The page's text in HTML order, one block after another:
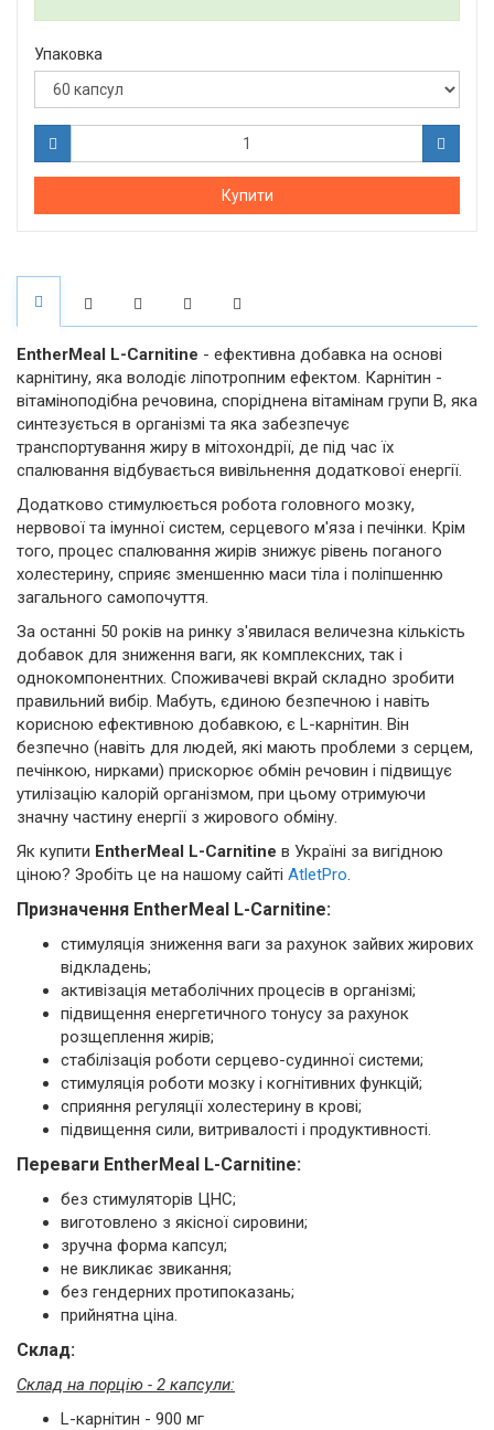
Упаковка
Купити
EntherMeal L-Carnitine - ефективна добавка на основі
карнітину, яка володіє ліпотропним ефектом. Карнітин -
вітаміноподібна речовина, споріднена вітамінам групи В, яка
синтезується в організмі та яка забезпечує
транспортування жиру в мітохондрії, де під час їх
спалювання відбувається вивільнення додаткової енергії.
Додатково стимулюється робота головного мозку,
нервової та імунної систем, серцевого м'яза і печінки. Крім
того, процес спалювання жирів знижує рівень поганого
холестерину, сприяє зменшенню маси тіла і поліпшенню
загального самопочуття.
За останні 50 років на ринку з'явилася величезна кількість
добавок для зниження ваги, як комплексних, так і
однокомпонентних. Споживачеві вкрай складно зробити
правильний вибір. Мабуть, єдиною безпечною і навіть
корисною ефективною добавкою, є L-карнітин. Він
безпечно (навіть для людей, які мають проблеми з серцем,
печінкою, нирками) прискорює обмін речовин і підвищує
утилізацію калорій організмом, при цьому отримуючи
значну частину енергії з жирового обміну.
Як купити EntherMeal L-Carnitine в Україні за вигідною
ціною? Зробіть це на нашому сайті AtletPro.
Призначення EntherMeal L-Carnitine:
стимуляція зниження ваги за рахунок зайвих жирових
відкладень;
активізація метаболічних процесів в організмі;
підвищення енергетичного тонусу за рахунок
розщеплення жирів;
стабілізація роботи серцево-судинної системи;
стимуляція роботи мозку і когнітивних функцій;
сприяння регуляції холестерину в крові;
підвищення сили, витривалості і продуктивності.
Переваги EntherMeal L-Carnitine:
без стимуляторів ЦНС;
виготовлено з якісної сировини;
зручна форма капсул;
не викликає звикання;
без гендерних протипоказань;
прийнятна ціна.
Склад:
Склад на порцію - 2 капсули:
L-карнітин - 900 мг